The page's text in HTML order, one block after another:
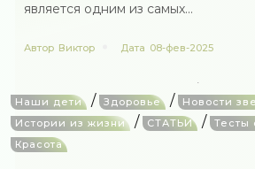
является одним из самых...
Автор Виктор Дата 08-фев-2025
Наши дети / Здоровье / Новости
Истории из жизни / СТАТЬИ / Тесты
Красота